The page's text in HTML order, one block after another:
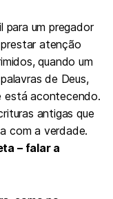
para um pregador
atenção
quando um
de Deus,
está acontecendo.
antigas que
com a verdade.
– falar a